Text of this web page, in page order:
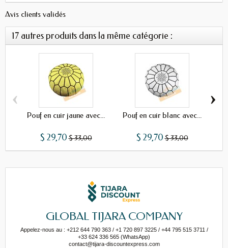
Avis clients validés
17 autres produits dans la même catégorie :
Pouf en cuir jaune avec...
$ 29,70 $ 33,00
Pouf en cuir blanc avec...
$ 29,70 $ 33,00
‹ ›
GLOBAL TIJARA COMPANY
Appelez-nous au : +212 644 790 363 / +1 720 897 3225 / +44 795 515 3711 /
+33 624 336 565 (WhatsApp)
contact@tijara-discountexpress.com